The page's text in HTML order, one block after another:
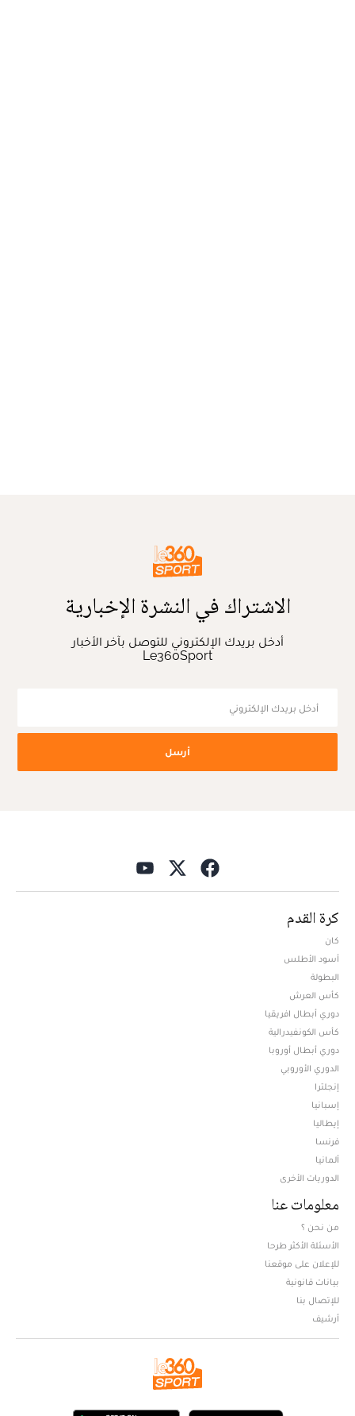
الاشتراك في النشرة الإخبارية
أدخل بريدك الإلكتروني للتوصل بآخر الأخبار
Le360Sport
أرسل
كرة القدم
كان
أسود الأطلس
البطولة
كأس العرش
دوري أبطال افريقيا
كأس الكونفيدرالية
دوري أبطال أوروبا
الدوري الأوروبي
إنجلترا
إسبانيا
إيطاليا
فرنسا
ألمانيا
الدوريات الأخرى
معلومات عنا
من نحن ؟
الأسئلة الأكثر طرحا
للإعلان على موقعنا
بيانات قانونية
للإتصال بنا
أرشيف